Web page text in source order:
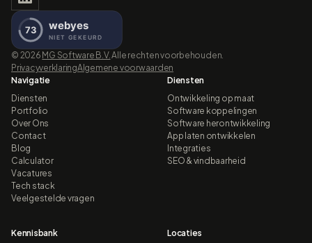
© 2026 MG Software B.V. Alle rechten voorbehouden.
PrivacyverklaringAlgemene voorwaarden
Navigatie
Diensten
Portfolio
Over Ons
Contact
Blog
Calculator
Vacatures
Tech stack
Veelgestelde vragen
Diensten
Ontwikkeling op maat
Software koppelingen
Software herontwikkeling
App laten ontwikkelen
Integraties
SEO & vindbaarheid
Kennisbank Locaties